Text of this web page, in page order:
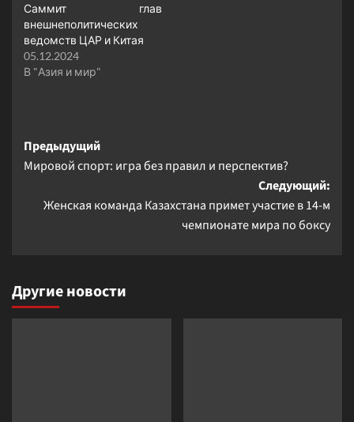
Саммит глав
внешнеполитических
ведомств ЦАР и Китая
05.12.2024
В "Азия и мир"
Навигация
записи
Предыдущий
Мировой спорт: игра без правил и перспектив?
Следующий:
Женская команда Казахстана примет участие в 14-м
чемпионате мира по боксу
Другие новости